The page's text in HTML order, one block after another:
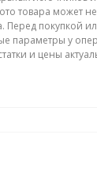
товара может
Перед покупкой
параметры у
и цены